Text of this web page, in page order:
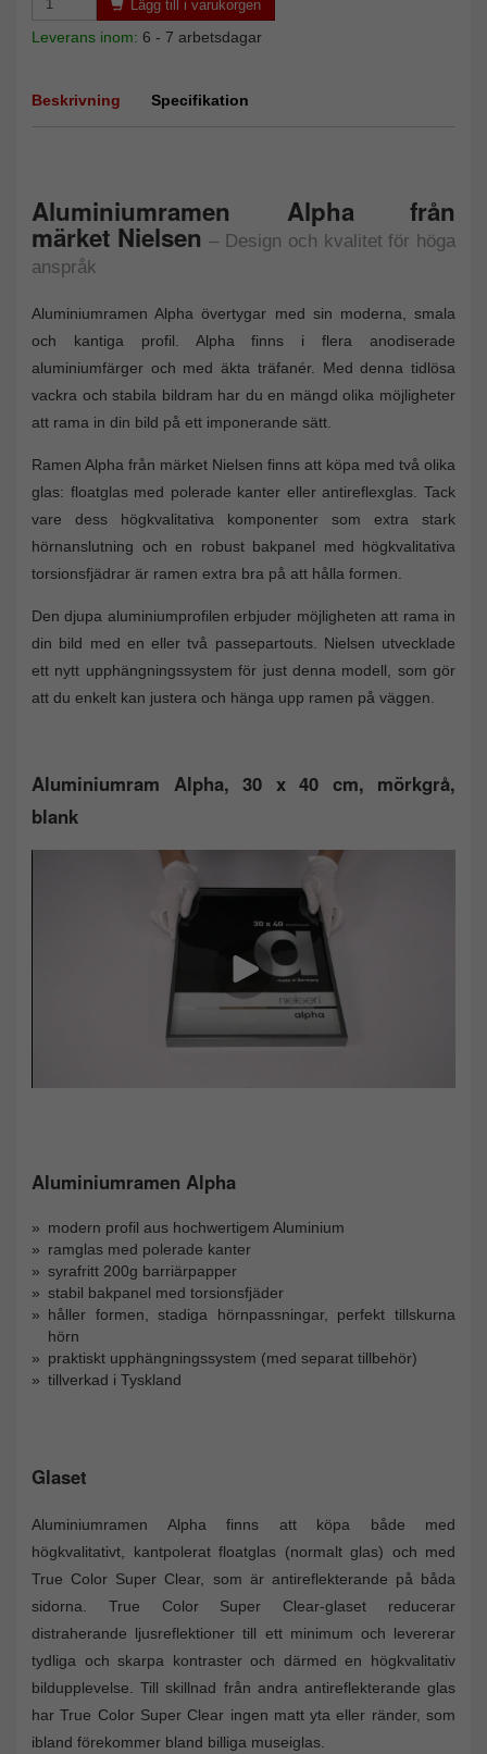
Lägg till i varukorgen
Leverans inom: 6 - 7 arbetsdagar
Beskrivning Specifikation
Aluminiumramen Alpha från
märket Nielsen– Design och kvalitet för höga
anspråk
Aluminiumramen Alpha övertygar med sin moderna, smala
och kantiga profil. Alpha finns i flera anodiserade
aluminiumfärger och med äkta träfanér. Med denna tidlösa
vackra och stabila bildram har du en mängd olika möjligheter
att rama in din bild på ett imponerande sätt.
Ramen Alpha från märket Nielsen finns att köpa med två olika
glas: floatglas med polerade kanter eller antireflexglas. Tack
vare dess högkvalitativa komponenter som extra stark
hörnanslutning och en robust bakpanel med högkvalitativa
torsionsfjädrar är ramen extra bra på att hålla formen.
Den djupa aluminiumprofilen erbjuder möjligheten att rama in
din bild med en eller två passepartouts. Nielsen utvecklade
ett nytt upphängningssystem för just denna modell, som gör
att du enkelt kan justera och hänga upp ramen på väggen.
Aluminiumram Alpha, 30 x 40 cm, mörkgrå,
blank
Aluminiumramen Alpha
modern profil aus hochwertigem Aluminium
ramglas med polerade kanter
syrafritt 200g barriärpapper
stabil bakpanel med torsionsfjäder
håller formen, stadiga hörnpassningar, perfekt tillskurna
hörn
praktiskt upphängningssystem (med separat tillbehör)
tillverkad i Tyskland
Glaset
Aluminiumramen Alpha finns att köpa både med
högkvalitativt, kantpolerat floatglas (normalt glas) och med
True Color Super Clear, som är antireflekterande på båda
sidorna. True Color Super Clear-glaset reducerar
distraherande ljusreflektioner till ett minimum och levererar
tydliga och skarpa kontraster och därmed en högkvalitativ
bildupplevelse. Till skillnad från andra antireflekterande glas
har True Color Super Clear ingen matt yta eller ränder, som
ibland förekommer bland billiga museiglas.